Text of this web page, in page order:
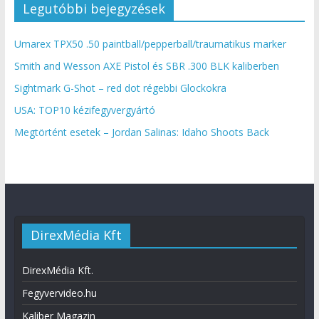
Legutóbbi bejegyzések
Umarex TPX50 .50 paintball/pepperball/traumatikus marker
Smith and Wesson AXE Pistol és SBR .300 BLK kaliberben
Sightmark G-Shot – red dot régebbi Glockokra
USA: TOP10 kézifegyvergyártó
Megtörtént esetek – Jordan Salinas: Idaho Shoots Back
DirexMédia Kft
DirexMédia Kft.
Fegyvervideo.hu
Kaliber Magazin